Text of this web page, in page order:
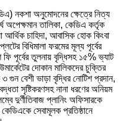
নকশা অনুমোদনের ক্ষেত্রে নিত্য
তালিকা, কেডিএ কর্তৃক
চাহিদা, আবাসিক হোক কিংবা
বিধিমালা ফরমের মূল্য পূর্বের
পূর্বের তুলনায় বৃদ্ধিসহ ১৫% ভ্যাট
দোকান মালিকদের চুক্তির
বেশী ভাড়া বৃদ্ধির নোটিশ প্রদান,
সৃষ্টিকরণসহ নানা ধরণের অনিয়ম
দুর্ণীতিবাজ প্লানিং অফিসারকে
সেবামূলক প্রতিষ্ঠানে